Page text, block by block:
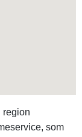
region
som